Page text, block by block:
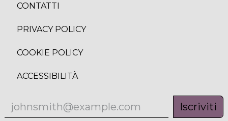
CONTATTI
PRIVACY POLICY
COOKIE POLICY
ACCESSIBILITÀ
Iscriviti